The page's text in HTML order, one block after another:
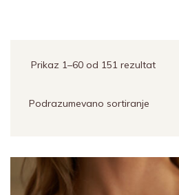
Prikaz 1–60 od 151 rezultat